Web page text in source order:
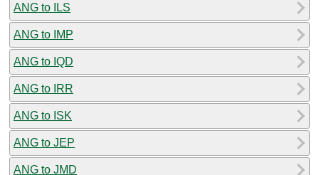
ANG to ILS
ANG to IMP
ANG to IQD
ANG to IRR
ANG to ISK
ANG to JEP
ANG to JMD